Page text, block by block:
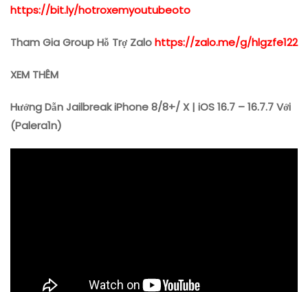
https://bit.ly/hotroxemyoutubeoto
Tham Gia Group Hỗ Trợ Zalohttps://zalo.me/g/hlgzfe122
XEM THÊM
Hướng Dẫn Jailbreak iPhone 8/8+/ X | iOS 16.7 – 16.7.7 Với
(Palera1n)